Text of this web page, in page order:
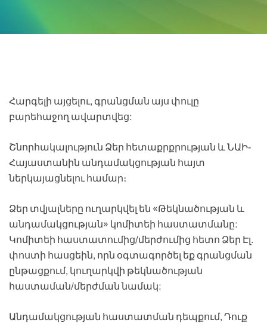
Հարգելի այցելու, գրանցման այս փուլը
բարեհաջող ավարտվեց:
Շնորհակալություն Ձեր հետաքրքրության և ՆԱԻ-
Հայաստանին անդամակցության հայտ
ներկայացնելու համար։
Ձեր տվյալները ուղարկվել են «Թեկնածության և
անդամակցության» կոմիտեի հաստատմանը:
Կոմիտեի հաստատումից/մերժումից հետո Ձեր Էլ.
փոստի հասցեին, որն օգտագործել եք գրանցման
ընթացքում, կուղարկվի թեկնածության
հաստաման/մերժման նամակ:
Անդամակցության հաստատման դեպքում, Դուք